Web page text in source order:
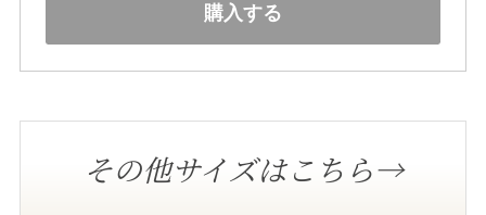
購入する
その他サイズはこちら→